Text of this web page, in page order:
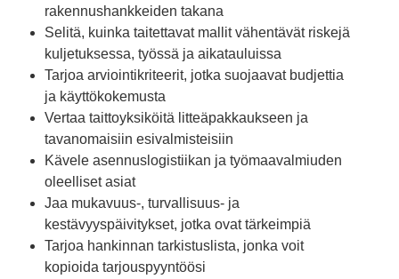
rakennushankkeiden takana
Selitä, kuinka taitettavat mallit vähentävät riskejä
kuljetuksessa, työssä ja aikatauluissa
Tarjoa arviointikriteerit, jotka suojaavat budjettia
ja käyttökokemusta
Vertaa taittoyksiköitä litteäpakkaukseen ja
tavanomaisiin esivalmisteisiin
Kävele asennuslogistiikan ja työmaavalmiuden
oleelliset asiat
Jaa mukavuus-, turvallisuus- ja
kestävyyspäivitykset, jotka ovat tärkeimpiä
Tarjoa hankinnan tarkistuslista, jonka voit
kopioida tarjouspyyntöösi